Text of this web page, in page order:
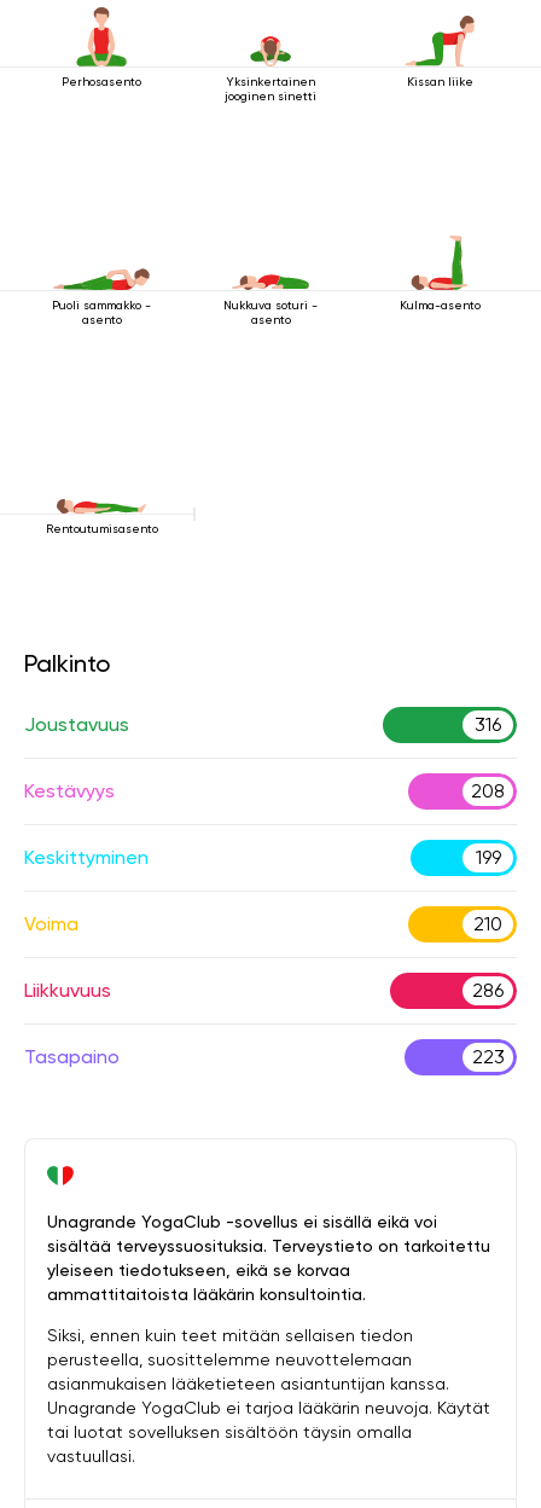
Perhosasento
Yksinkertainen
jooginen sinetti
Kissan liike
Puoli sammakko -
asento
Nukkuva soturi -
asento
Kulma-asento
Rentoutumisasento
Palkinto
Joustavuus 316
Kestävyys 208
Keskittyminen 199
Voima 210
Liikkuvuus 286
Tasapaino 223
Unagrande YogaClub -sovellus ei sisällä eikä voi
sisältää terveyssuosituksia. Terveystieto on tarkoitettu
yleiseen tiedotukseen, eikä se korvaa
ammattitaitoista lääkärin konsultointia.
Siksi, ennen kuin teet mitään sellaisen tiedon
perusteella, suosittelemme neuvottelemaan
asianmukaisen lääketieteen asiantuntijan kanssa.
Unagrande YogaClub ei tarjoa lääkärin neuvoja. Käytät
tai luotat sovelluksen sisältöön täysin omalla
vastuullasi.